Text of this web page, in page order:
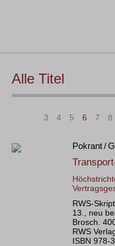
Alle Titel
3 4 5 6 7 8
Pokrant /
RWS-
13., neu
Brosch.
RWS
ISBN 978-